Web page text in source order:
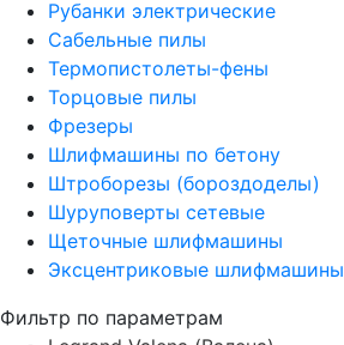
Рубанки электрические
Сабельные пилы
Термопистолеты-фены
Торцовые пилы
Фрезеры
Шлифмашины по бетону
Штроборезы (бороздоделы)
Шуруповерты сетевые
Щеточные шлифмашины
Эксцентриковые шлифмашины
Фильтр по параметрам